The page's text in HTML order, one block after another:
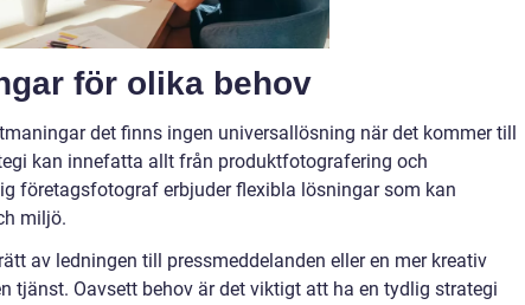
för olika behov
det finns ingen universallösning när det kommer till
kan innefatta allt från produktfotografering och
företagsfotograf erbjuder flexibla lösningar som kan
miljö.
av ledningen till pressmeddelanden eller en mer kreativ
tjänst. Oavsett behov är det viktigt att ha en tydlig strategi